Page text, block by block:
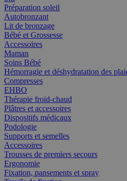
Préparation soleil
Autobronzant
Lit de bronzage
Bébé et Grossesse
Accessoires
Maman
Soins Bébé
Hémorragie et déshydratation des
Compresses
EHBO
Thérapie froid-chaud
Plâtres et accessoires
Dispositifs médicaux
Podologie
Supports et semelles
Accessoires
Trousses de premiers secours
Ergonomie
Fixation, pansements et spray